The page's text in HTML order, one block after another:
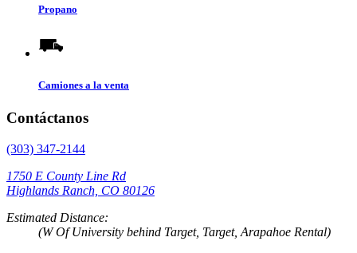
Propano
Camiones a la venta
Contáctanos
(303) 347-2144
1750 E County Line Rd
Highlands Ranch, CO 80126
Estimated Distance:
(W Of University behind Target, Target, Arapahoe Rental)